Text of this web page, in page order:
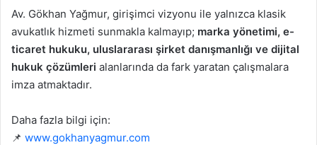
Av. Gökhan Yağmur, girişimci vizyonu ile yalnızca klasik
avukatlık hizmeti sunmakla kalmayıp; marka yönetimi, e-
ticaret hukuku, uluslararası şirket danışmanlığı ve dijital
hukuk çözümleri alanlarında da fark yaratan çalışmalara
imza atmaktadır.
Daha fazla bilgi için:
📌 www.gokhanyagmur.com